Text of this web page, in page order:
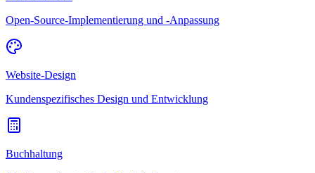
Open-Source-Implementierung und -Anpassung
Website-Design
Kundenspezifisches Design und Entwicklung
Buchhaltung